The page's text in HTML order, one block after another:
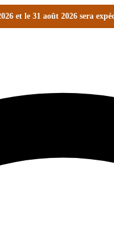
et le 31 août 2026 sera